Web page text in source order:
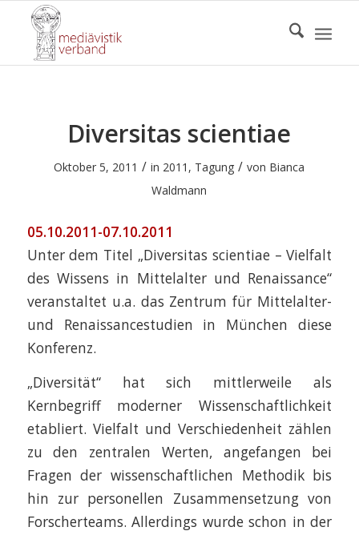
Diversitas scientiae
Oktober 5, 2011 / in 2011 , Tagung / von Bianca
Waldmann
05.10.2011-07.10.2011
Unter dem Titel „Diversitas scientiae – Vielfalt
des Wissens in Mittelalter und Renaissance“
veranstaltet u.a. das Zentrum für Mittelalter-
und Renaissancestudien in München diese
Konferenz.
„Diversität“ hat sich mittlerweile als
Kernbegriff moderner Wissenschaftlichkeit
etabliert. Vielfalt und Verschiedenheit zählen
zu den zentralen Werten, angefangen bei
Fragen der wissenschaftlichen Methodik bis
hin zur personellen Zusammensetzung von
Forscherteams. Allerdings wurde schon in der